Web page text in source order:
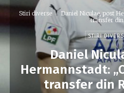
Stiri diverse
Daniel Niculae, post
transfer
STIRI
Daniel
Hermannstadt:
transfer din